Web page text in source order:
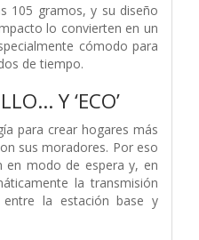
105 gramos, y su diseño
lo convierten en un
cómodo para
de tiempo.
Y ‘ECO’
para crear hogares más
sus moradores. Por eso
en modo de espera y, en
la transmisión
la estación base y